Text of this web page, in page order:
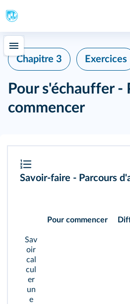
Chapitre 3 Exercices
Pour s'échauffer -
commencer
Savoir-faire - Parcours
Pour commencer
Sav
oir
cal
cul
er
un
e